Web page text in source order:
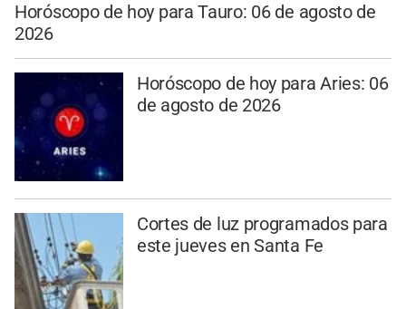
Horóscopo de hoy para Tauro: 06 de agosto de
2026
Horóscopo de hoy para Aries: 06
de agosto de 2026
Cortes de luz programados para
este jueves en Santa Fe